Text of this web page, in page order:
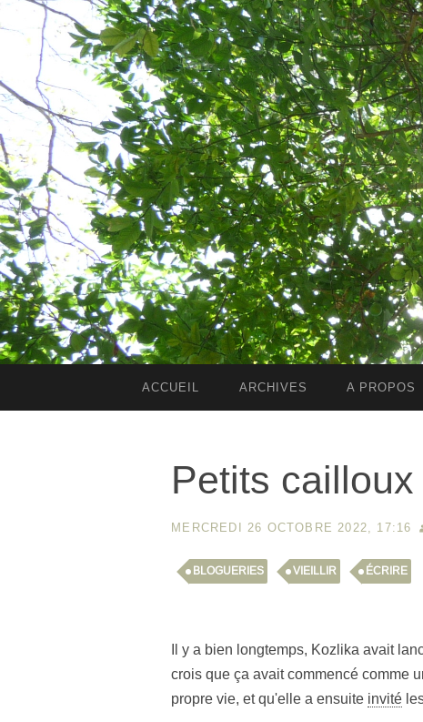
ACCUEIL ARCHIVES A PROPOS
Petits
MERCREDI 26 OCTOBRE 2022, 17:16
BLOGUERIES VIEILLIR ÉCRIRE
Il y a bien longtemps, Kozlika avait
crois que ça avait commencé comme
propre vie, et qu'elle a ensuite invité